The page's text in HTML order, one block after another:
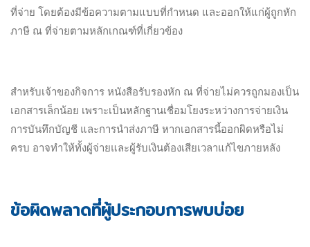
ที่จ่าย โดยต้องมีข้อความตามแบบที่กำหนด และออกให้แก่ผู้ถูกหัก
ภาษี ณ ที่จ่ายตามหลักเกณฑ์ที่เกี่ยวข้อง
สำหรับเจ้าของกิจการ หนังสือรับรองหัก ณ ที่จ่ายไม่ควรถูกมองเป็น
เอกสารเล็กน้อย เพราะเป็นหลักฐานเชื่อมโยงระหว่างการจ่ายเงิน
การบันทึกบัญชี และการนำส่งภาษี หากเอกสารนี้ออกผิดหรือไม่
ครบ อาจทำให้ทั้งผู้จ่ายและผู้รับเงินต้องเสียเวลาแก้ไขภายหลัง
ข้อผิดพลาดที่ผู้ประกอบการพบบ่อย